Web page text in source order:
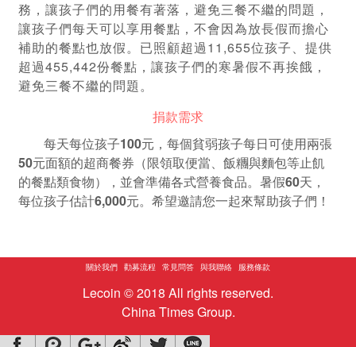
務，讓孩子們的用餐有著落，避免三餐不繼的問題，
讓孩子們每天可以享用餐點，不會因為放長假而擔心
補助的餐點也放假。已照顧超過11,655位孩子、提供
超過455,442份餐點，讓孩子們的寒暑假不再挨餓，
避免三餐不繼的問題。
捐款需求
每天每位孩子100元，每個貧弱孩子每日可使用兩張
50元面額的超商餐券（限領取便當、飯糰與麵包等止飢
的餐點類食物），並會準備各式營養食品。暑假60天，
每位孩子估計6,000元。希望邀請您一起來幫助孩子們！
關於我們 勸募流程 常見問答 與我聯絡 服務條款
Lecoin © 2018 All rights reserved.
China Times Group.